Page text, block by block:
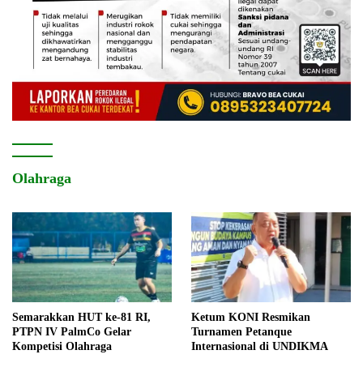
Olahraga
Semarakkan HUT ke-81 RI,
PTPN IV PalmCo Gelar
Kompetisi Olahraga
Ketum KONI Resmikan
Turnamen Petanque
Internasional di UNDIKMA